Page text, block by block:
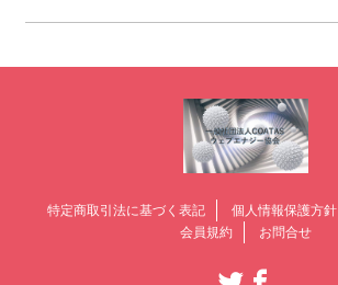
特定商取引法に基づく表記 個人情報保護方針
会員規約
お問合せ